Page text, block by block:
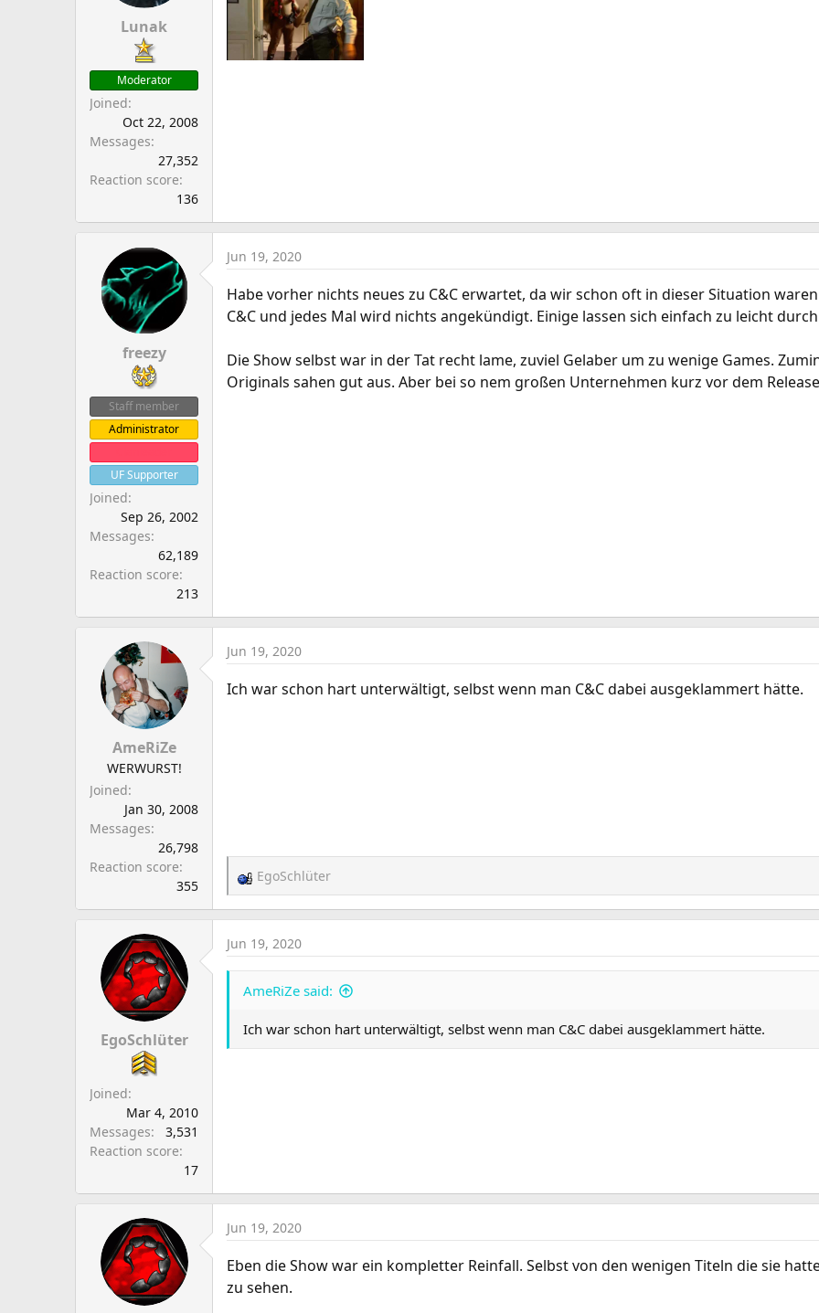
e
Lunak
Moderator
Joined
Oct 22, 2008
Messages
27,352
Reaction score
136
freezy
Staff member
Administrator
UF Supporter
Joined
Sep 26, 2002
Messages
62,189
Reaction score
213
Jun 19, 2020
Habe vorher nichts neues zu C&C erwartet, da wir schon oft in dieser Situation
C&C und jedes Mal wird nichts angekündigt. Einige lassen sich einfach zu leicht
Die Show selbst war in der Tat recht lame, zuviel Gelaber um zu wenige Games.
Originals sahen gut aus. Aber bei so nem großen Unternehmen kurz vor dem
AmeRiZe
WERWURST!
Joined
Jan 30, 2008
Messages
26,798
Reaction score
355
Jun 19, 2020
Ich war schon hart unterwältigt, selbst wenn man C&C dabei ausgeklammert hätte.
R
a
c
t
o
EgoSchlüter
EgoSchlüter
Joined
Mar 4, 2010
Messages
3,531
Reaction score
17
Jun 19, 2020
AmeRiZe said:
Ich war schon hart unterwältigt, selbst wenn man C&C dabei ausgeklammert hätte.
Jun 19, 2020
Eben die Show war ein kompletter Reinfall. Selbst von den wenigen Titeln die sie
zu sehen.